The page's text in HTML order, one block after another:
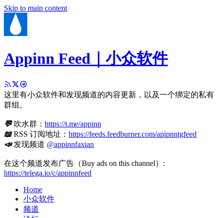
Skip to main content
Appinn Feed｜小众软件
这里有小众软件和发现频道的内容更新，以及一个绑定的私有
群组。
💬吹水群： https://t.me/appinn
📖RSS 订阅地址： https://feeds.feedburner.com/apipnntgfeed
📣发现频道 @appinnfaxian
在这个频道发布广告（Buy ads on this channel）:
https://telega.io/c/appinnfeed
Home
小众软件
频道